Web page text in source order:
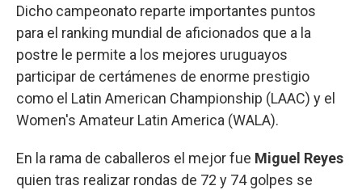
Dicho campeonato reparte importantes puntos
para el ranking mundial de aficionados que a la
postre le permite a los mejores uruguayos
participar de certámenes de enorme prestigio
como el Latin American Championship (LAAC) y el
Women's Amateur Latin America (WALA).
En la rama de caballeros el mejor fue Miguel Reyes
quien tras realizar rondas de 72 y 74 golpes se